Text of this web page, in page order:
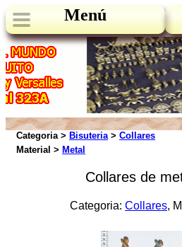
Menú
Categoria > Bisuteria> Collares
Material > Metal
Collares de
Categoria: Collares,